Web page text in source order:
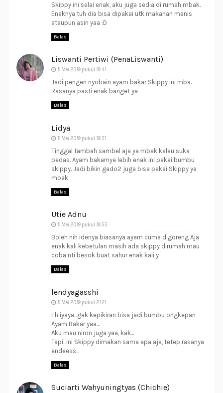
Skippy ini selai enak, aku juga sedia di rumah mbak.
Enaknya tuh dia bisa dipakai utk makanan manis
ataupun asin yaa :D
Balas
Liswanti Pertiwi (PenaLiswanti)
11 Mei 2019 pukul 19.41
Jadi pengen nyobain ayam bakar Skippy ini mba.
Rasanya pasti enak banget ya
Balas
Lidya
11 Mei 2019 pukul 19.51
Tinggal tambah sambel aja ya mbak kalau suka
pedas. Ayam bakarnya lebih enak ini pakai bumbu
skippy. Jadi bikin gado2 juga bisa pakai Skippy ya
mbak
Balas
Utie Adnu
11 Mei 2019 pukul 19.55
Boleh nih idenya biasanya ayam cuma digoreng Aja
enak kali kebetulan masih ada skippy dirumah mau
coba nti besok buat sahur enak kali y
Balas
lendyagasshi
11 Mei 2019 pukul 21.21
Eh iyaya...gak kepikiran bisa jadi bumbu ongkepan
Ayam Bakar yaa...
Aku mau niron juga yaa, kak...
Tapi...ini Skippy dimakan sama apa aja, tetep rasanya
endeess...
Balas
Suciarti Wahyuningtyas (Chichie)